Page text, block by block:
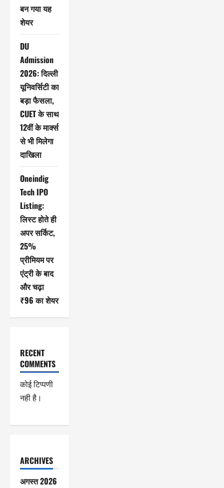
बन गया यह
शेयर
DU
Admission
2026: दिल्ली
यूनिवर्सिटी का
बड़ा फैसला,
CUET के साथ
12वीं के मार्क्स
से भी मिलेगा
दाखिला
Oneindig
Tech IPO
Listing:
लिस्ट होते ही
अपर सर्किट,
25%
प्रीमियम पर
एंट्री के बाद
और चढ़ा
₹96 का शेयर
RECENT
COMMENTS
कोई टिप्पणी
नही है।
ARCHIVES
अगस्त 2026